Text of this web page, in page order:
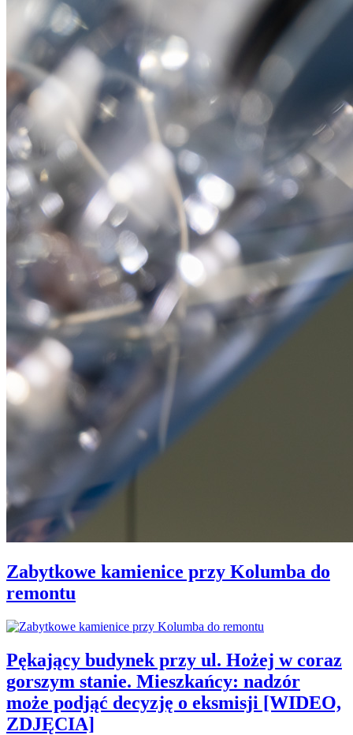
Zabytkowe kamienice przy Kolumba do
remontu
Pękający budynek przy ul. Hożej w coraz
gorszym stanie. Mieszkańcy: nadzór
może podjąć decyzję o eksmisji [WIDEO,
ZDJĘCIA]